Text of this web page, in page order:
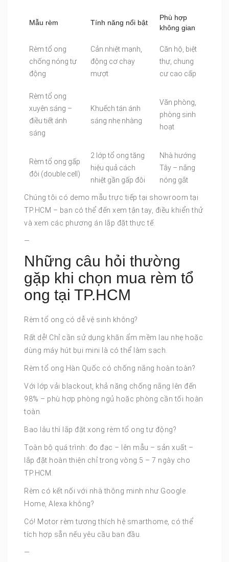
Mẫu rèm Tính năng nổi bật
Phù hợp
không gian
Rèm tổ ong
chống nóng tự
động
Cản nhiệt mạnh,
động cơ chạy
mượt
Căn hộ, biệt
thự, chung
cư cao cấp
Rèm tổ ong
xuyên sáng –
điều tiết ánh
sáng
Khuếch tán ánh
sáng nhẹ nhàng
Văn phòng,
phòng sinh
hoạt
Rèm tổ ong gấp
đôi (double cell)
2 lớp tổ ong tăng
hiệu quả cách
nhiệt gần gấp đôi
Nhà hướng
Tây – nắng
nóng gắt
Chúng tôi có demo mẫu trực tiếp tại showroom tại
TP.HCM – bạn có thể đến xem tận tay, điều khiển thử
và xem các phương án lắp đặt thực tế.
—
Những câu hỏi thường
gặp khi chọn mua rèm tổ
ong tại TP.HCM
Rèm tổ ong có dễ vệ sinh không?
Rất dễ! Chỉ cần sử dụng khăn ẩm mềm lau nhẹ hoặc
dùng máy hút bụi mini là có thể làm sạch.
Rèm tổ ong Hàn Quốc có chống nắng hoàn toàn?
Với lớp vải blackout, khả năng chống nắng lên đến
98% – phù hợp phòng ngủ hoặc phòng cần tối hoàn
toàn.
Bao lâu thì lắp đặt xong rèm tổ ong tự động?
Toàn bộ quá trình: đo đạc – lên mẫu – sản xuất –
lắp đặt hoàn thiện chỉ trong vòng 5 – 7 ngày cho
TP.HCM.
Rèm có kết nối với nhà thông minh như Google
Home, Alexa không?
Có! Motor rèm tương thích hệ smarthome, có thể
tích hợp sẵn nếu yêu cầu ban đầu.
—